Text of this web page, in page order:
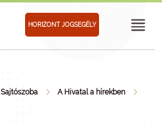
HORIZONT JOGSEGÉLY
Sajtószoba
A Hivatal a hírekben